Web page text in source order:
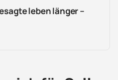
leben länger –